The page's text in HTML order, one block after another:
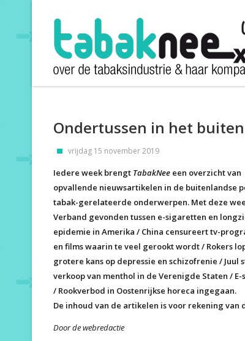
Ondertussen in het
vrijdag 15 november 2019
Iedere week brengt TabakNee een overzicht van
opvallende nieuwsartikelen in de buitenlandse
tabak-gerelateerde onderwerpen. Met deze
Verband gevonden tussen e-sigaretten en
epidemie in Amerika / China censureert tv-
en films waarin te veel gerookt wordt / Rokers
grotere kans op depressie en schizofrenie / Juul
verkoop van menthol in de Verenigde Staten /
/ Rookverbod in Oostenrijkse horeca ingegaan.
De inhoud van de artikelen is voor rekening van
Door de webredactie